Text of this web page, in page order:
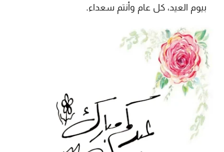
بيوم العيد، كل عام وأنتم سعداء.